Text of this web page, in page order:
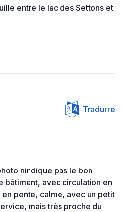
entre le lac des Settons et
Tradurre
nindique pas le bon
bâtiment, avec circulation en
pente, calme, avec un petit
mais très proche du